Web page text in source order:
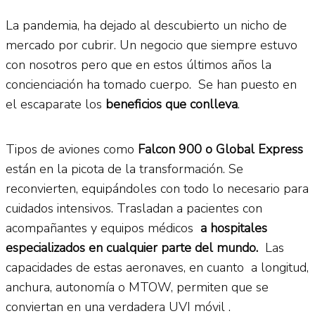
La pandemia, ha dejado al descubierto un nicho de
mercado por cubrir. Un negocio que siempre estuvo
con nosotros pero que en estos últimos años la
concienciación ha tomado cuerpo. Se han puesto en
el escaparate los beneficios que conlleva.
Tipos de aviones como Falcon 900 o Global Express
están en la picota de la transformación. Se
reconvierten, equipándoles con todo lo necesario para
cuidados intensivos. Trasladan a pacientes con
acompañantes y equipos médicos a hospitales
especializados en cualquier parte del mundo. Las
capacidades de estas aeronaves, en cuanto a longitud,
anchura, autonomía o MTOW, permiten que se
conviertan en una verdadera UVI móvil .